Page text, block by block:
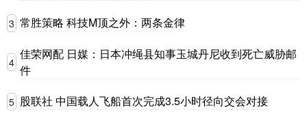
3 常胜策略 科技M顶之外：两条金律
4
佳荣网配 日媒：日本冲绳县知事玉城丹尼收到死亡威胁邮
件
5 股联社 中国载人飞船首次完成3.5小时径向交会对接